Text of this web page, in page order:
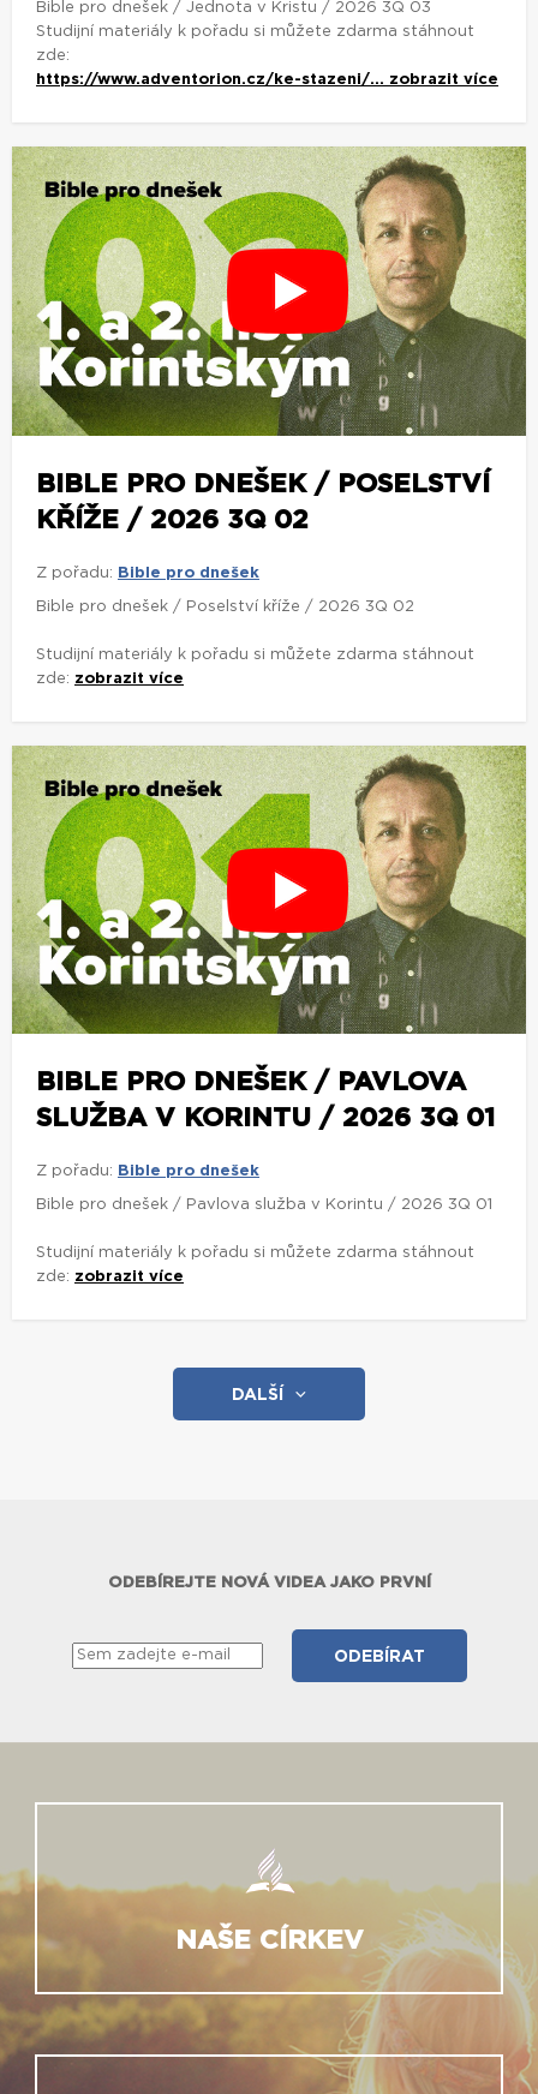
Bible pro dnešek / Jednota v Kristu / 2026 3Q 03
Studijní materiály k pořadu si můžete zdarma stáhnout
zde:
https://www.adventorion.cz/ke-stazeni/... zobrazit více
BIBLE PRO DNEŠEK / POSELSTVÍ
KŘÍŽE / 2026 3Q 02
Z pořadu: Bible pro dnešek
Bible pro dnešek / Poselství kříže / 2026 3Q 02
Studijní materiály k pořadu si můžete zdarma stáhnout
zde: zobrazit více
BIBLE PRO DNEŠEK / PAVLOVA
SLUŽBA V KORINTU / 2026 3Q 01
Z pořadu: Bible pro dnešek
Bible pro dnešek / Pavlova služba v Korintu / 2026 3Q 01
Studijní materiály k pořadu si můžete zdarma stáhnout
zde: zobrazit více
DALŠÍ
ODEBÍREJTE NOVÁ VIDEA JAKO PRVNÍ
NAŠE CÍRKEV